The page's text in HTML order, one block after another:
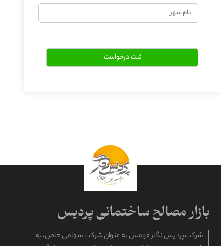
نام
شهر
شرکت پردیس نگار قومس به عنوان شرکت سهامی خاص، به